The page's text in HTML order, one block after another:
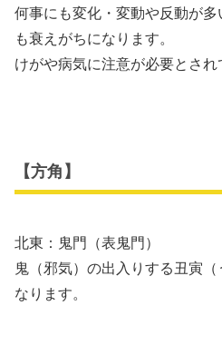
何事にも変化・変動や反動が
も衰えがちになります。
けがや病気に注意が必要とされ
【方角】
北東：鬼門（表鬼門）
鬼（邪気）の出入りする丑寅
なります。